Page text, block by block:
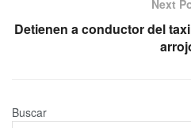
Next
Detienen a conductor del
Buscar